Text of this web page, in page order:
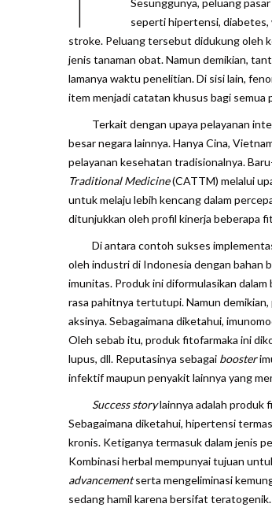
Sesunggunya, peluang
seperti hipertensi, diabetes,
stroke. Peluang tersebut didukung oleh
jenis tanaman obat. Namun demikian,
lamanya waktu penelitian. Di sisi lain,
item menjadi catatan khusus bagi
Terkait dengan upaya pelayanan
besar negara lainnya. Hanya Cina,
pelayanan kesehatan tradisionalnya.
Traditional Medicine(CATTM) melalui
untuk melaju lebih kencang dalam
ditunjukkan oleh profil kinerja beberapa
Di antara contoh sukses
oleh industri di Indonesia dengan bahan
imunitas. Produk ini diformulasikan
rasa pahitnya tertutupi. Namun
aksinya. Sebagaimana diketahui,
Oleh sebab itu, produk fitofarmaka ini
lupus, dll. Reputasinya sebagai booster
infektif maupun penyakit lainnya yang
Success storylainnya adalah produk
Sebagaimana diketahui, hipertensi
kronis. Ketiganya termasuk dalam jenis
Kombinasi herbal mempunyai tujuan
advancementserta mengeliminasi
sedang hamil karena bersifat